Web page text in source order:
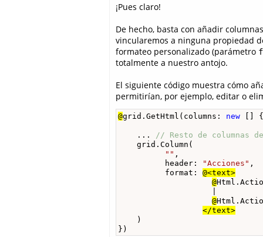
¡Pues claro!
De hecho, basta con añadir
vincularemos a ninguna propiedad
formateo personalizado (parámetro
totalmente a nuestro antojo.
El siguiente código muestra cómo
permitirían, por ejemplo, editar o
@grid.GetHtml(columns: new [] {
...
// Resto de columnas
grid.Column(
"" ,
header:
"Acciones" ,
format: @<text>
@
@
</text>
)
})